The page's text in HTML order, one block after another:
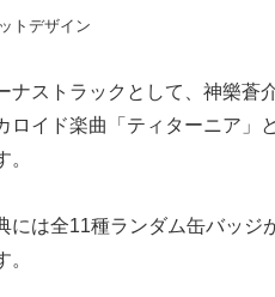
トデザイン
ナストラックとして、神樂蒼
ロイド楽曲「ティターニア」
。
には全11種ランダム缶バッジ
。